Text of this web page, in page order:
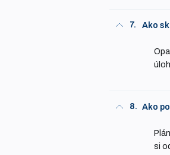
7. Ako
8. Ako
si